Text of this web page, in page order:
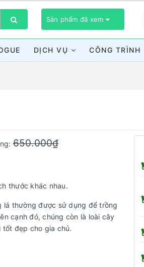
Sản phẩm đã xem
DỊCH VỤ CÔNG TRÌNH
650.000₫
thước khác nhau.
lá thường được sử dụng để trồng
cạnh đó, chúng còn là loài cây
tốt đẹp cho gia chủ.